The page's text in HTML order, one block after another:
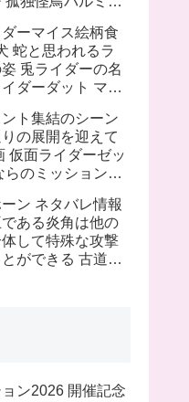
ッチーが巨大化
ーマイス絵柄食
蛇と思われるラ
兎ライダーの名
ダーダット マイ
レーム
ト集結のシーン
の展開を迎えて
仮面ライダーゼッ
らのミッションネ
ン ネタバレ情報
ある炎角は他の
して特殊な攻撃
ができる 古道具
ン2026 開催記念